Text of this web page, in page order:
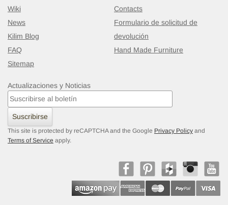
Wiki
News
Kilim Blog
FAQ
Sitemap
Contacts
Formulario de solicitud de
devolución
Hand Made Furniture
Actualizaciones y Noticias
Suscribirse
This site is protected by reCAPTCHA and the Google Privacy Policy and
Terms of Service apply.